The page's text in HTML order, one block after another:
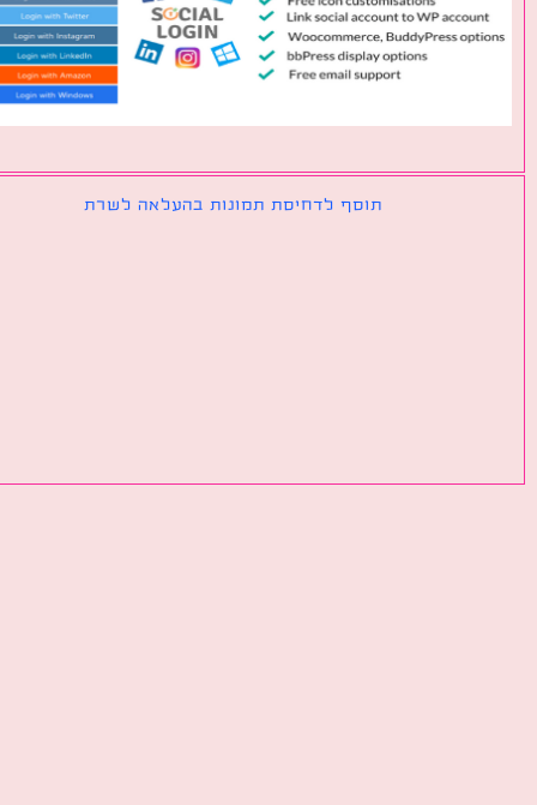
תוסף לדחיסת תמונות בהעלאה לשרת